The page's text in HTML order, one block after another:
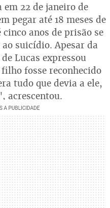
em 22 de janeiro de
pegar até 18 meses de
anos de prisão se
suicídio. Apesar da
Lucas expressou
fosse reconhecido
tudo que devia a ele,
acrescentou.